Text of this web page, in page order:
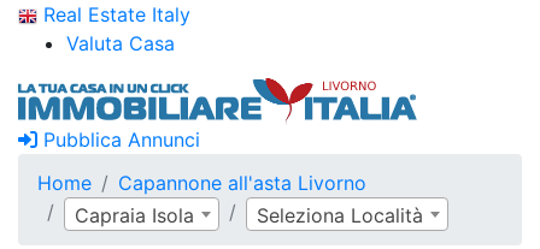
Real Estate Italy
Valuta Casa
Pubblica Annunci
Home
Capannone all'asta Livorno
Capraia Isola
Seleziona Località